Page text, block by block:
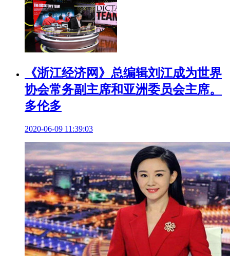
《浙江经济网》总编辑刘江成为世界
协会常务副主席和亚洲委员会主席。
多伦多
2020-06-09 11:39:03